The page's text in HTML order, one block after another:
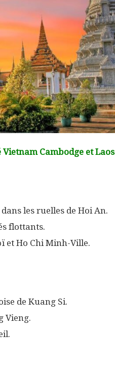
Cambodge et Laos
les ruelles de Hoi An.
flottants.
et Ho Chi Minh-Ville.
de Kuang Si.
Vieng.